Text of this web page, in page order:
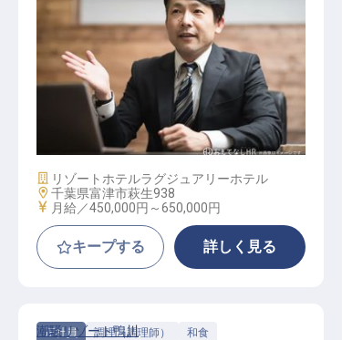
統括責任者候補
施設業態
リゾートホテルラグジュアリーホテル
勤務地
千葉県富津市萩生938
給与
月給／450,000円～650,000円
キープする 詳しく見る
正社員 調理（調理師） 和食
潮騒リゾート鴨川